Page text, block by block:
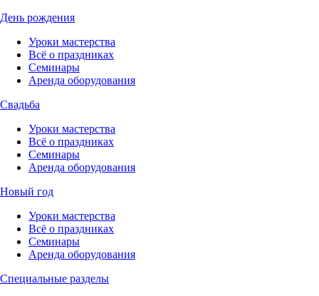
День рождения
Уроки мастерства
Всё о праздниках
Семинары
Аренда оборудования
Свадьба
Уроки мастерства
Всё о праздниках
Семинары
Аренда оборудования
Новый год
Уроки мастерства
Всё о праздниках
Семинары
Аренда оборудования
Специальные разделы